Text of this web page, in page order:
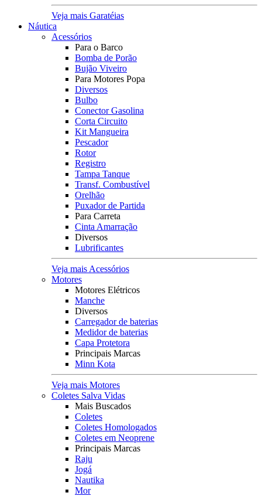
Veja mais Garatéias
Náutica
Acessórios
Para o Barco
Bomba de Porão
Bujão Viveiro
Para Motores Popa
Diversos
Bulbo
Conector Gasolina
Corta Circuito
Kit Mangueira
Pescador
Rotor
Registro
Tampa Tanque
Transf. Combustível
Orelhão
Puxador de Partida
Para Carreta
Cinta Amarração
Diversos
Lubrificantes
Veja mais Acessórios
Motores
Motores Elétricos
Manche
Diversos
Carregador de baterias
Medidor de baterias
Capa Protetora
Principais Marcas
Minn Kota
Veja mais Motores
Coletes Salva Vidas
Mais Buscados
Coletes
Coletes Homologados
Coletes em Neoprene
Principais Marcas
Raju
Jogá
Nautika
Mor